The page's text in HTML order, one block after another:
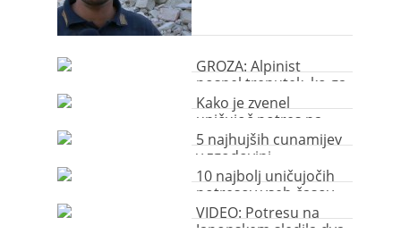
GROZA: Alpinist
posnel trenutek, ko ga
je zasul snežni plaz
(video)
Kako je zvenel
uničujoč potres na
Japonskem?
5 najhujših cunamijev
v zgodovini
10 najbolj uničujočih
potresov vseh časov
VIDEO: Potresu na
Japonskem sledila dva